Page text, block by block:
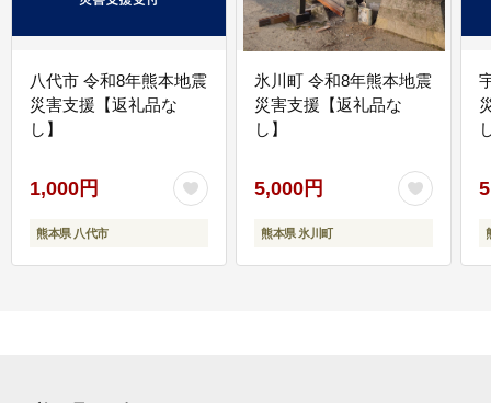
八代市 令和8年熊本地震
災害支援【返礼品な
し】
1,000円
熊本県 八代市
氷川町 令和8年熊本地震
災害支援【返礼品な
し】
5,000円
熊本県 氷川町